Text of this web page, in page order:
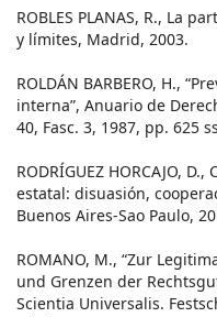
ROBLES PLANAS, R., La
y límites, Madrid, 2003.
ROLDÁN BARBERO, H.,
interna”, Anuario de
40, Fasc. 3, 1987, pp. 625
RODRÍGUEZ HORCAJO,
estatal: disuasión,
Buenos Aires-Sao Paulo,
ROMANO, M., “Zur
und Grenzen der
Scientia Universalis.